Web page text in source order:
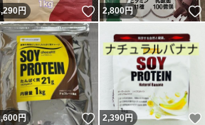
いね！
円 いいね！
2,800円
ね！
円 いいね！
2,390円